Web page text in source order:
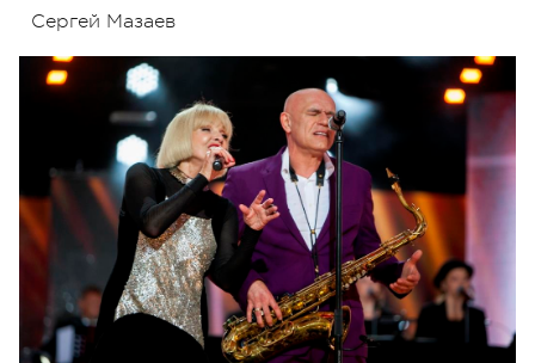
Сергей Мазаев